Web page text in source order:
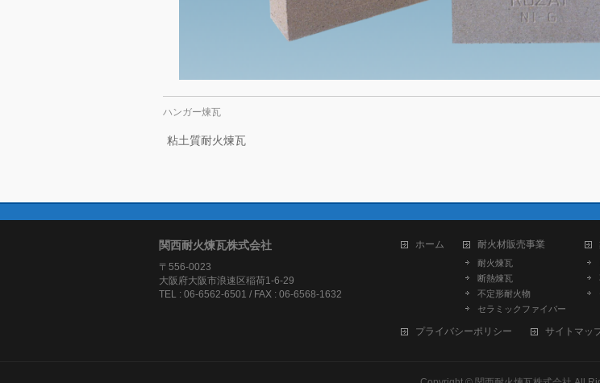
ハンガー煉瓦
粘土質耐火煉瓦
関西耐火煉瓦株式会社
〒556-0023
大阪府大阪市浪速区稲荷1-6-29
TEL : 06-6562-6501 / FAX : 06-6568-1632
ホーム 耐火材販売事業
耐火煉瓦
断熱煉瓦
不定形耐火物
セラミックファイバー
プライバシーポリシー サイトマッ